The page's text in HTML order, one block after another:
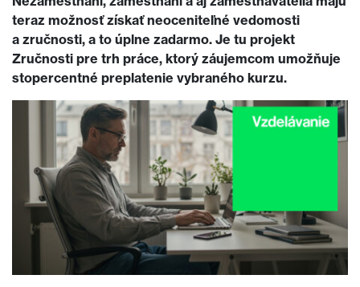
teraz možnosť získať neoceniteľné vedomosti
a zručnosti, a to úplne zadarmo. Je tu projekt
Zručnosti pre trh práce, ktorý záujemcom umožňuje
stopercentné preplatenie vybraného kurzu.